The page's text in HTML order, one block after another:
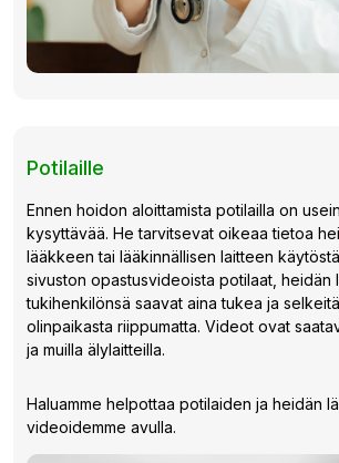
Potilaille
Ennen hoidon aloittamista potilailla on
kysyttävää. He tarvitsevat oikeaa tietoa
lääkkeen tai lääkinnällisen laitteen
sivuston opastusvideoista potilaat, heidän
tukihenkilönsä saavat aina tukea ja
olinpaikasta riippumatta. Videot ovat
ja muilla älylaitteilla.
Haluamme helpottaa potilaiden ja heidän
videoidemme avulla.